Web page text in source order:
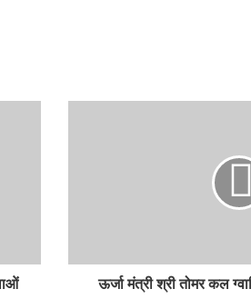
ऊर्जा मंत्री श्री तोमर कल